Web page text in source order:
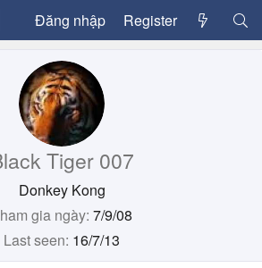
Đăng nhập Register
Tiger 007
Donkey Kong
gia ngày 7/9/08
Last seen 16/7/13